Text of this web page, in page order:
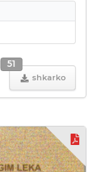
shkarko
51